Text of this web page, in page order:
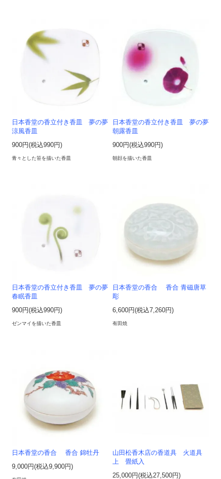
日本香堂の香立付き香皿 夢の夢
涼風香皿
900円(税込990円)
青々とした笹を描いた香皿
日本香堂の香立付き香皿 夢の夢
朝露香皿
900円(税込990円)
朝顔を描いた香皿
日本香堂の香立付き香皿 夢の夢
春眠香皿
900円(税込990円)
ゼンマイを描いた香皿
日本香堂の香合 香合 青磁唐草
彫
6,600円(税込7,260円)
有田焼
日本香堂の香合 香合 錦牡丹
9,000円(税込9,900円)
山田松香木店の香道具 火道具
上 畳紙入
25,000円(税込27,500円)